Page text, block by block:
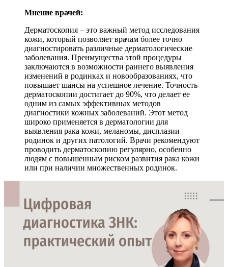
Мнение врачей:
Дерматоскопия – это важный метод исследования
кожи, который позволяет врачам более точно
диагностировать различные дерматологические
заболевания. Преимущества этой процедуры
заключаются в возможности раннего выявления
изменений в родинках и новообразованиях, что
повышает шансы на успешное лечение. Точность
дерматоскопии достигает до 90%, что делает ее
одним из самых эффективных методов
диагностики кожных заболеваний. Этот метод
широко применяется в дерматологии для
выявления рака кожи, меланомы, дисплазии
родинок и других патологий. Врачи рекомендуют
проводить дерматоскопию регулярно, особенно
людям с повышенным риском развития рака кожи
или при наличии множественных родинок.